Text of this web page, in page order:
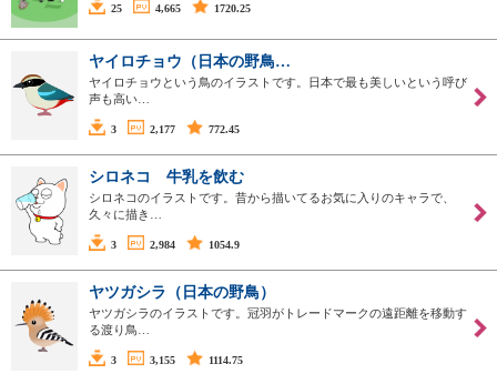
25 4,665 1720.25
ヤイロチョウ（日本の野鳥…
ヤイロチョウという鳥のイラストです。日本で最も美しいという呼び
声も高い…
3 2,177 772.45
シロネコ 牛乳を飲む
シロネコのイラストです。昔から描いてるお気に入りのキャラで、
久々に描き…
3 2,984 1054.9
ヤツガシラ（日本の野鳥）
ヤツガシラのイラストです。冠羽がトレードマークの遠距離を移動す
る渡り鳥…
3 3,155 1114.75